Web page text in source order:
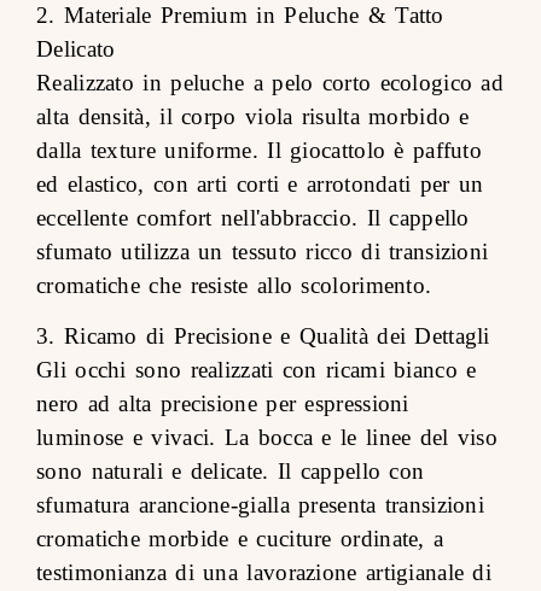
2. Materiale Premium in Peluche & Tatto
Delicato
Realizzato in peluche a pelo corto ecologico ad
alta densità, il corpo viola risulta morbido e
dalla texture uniforme. Il giocattolo è paffuto
ed elastico, con arti corti e arrotondati per un
eccellente comfort nell'abbraccio. Il cappello
sfumato utilizza un tessuto ricco di transizioni
cromatiche che resiste allo scolorimento.
3. Ricamo di Precisione e Qualità dei Dettagli
Gli occhi sono realizzati con ricami bianco e
nero ad alta precisione per espressioni
luminose e vivaci. La bocca e le linee del viso
sono naturali e delicate. Il cappello con
sfumatura arancione-gialla presenta transizioni
cromatiche morbide e cuciture ordinate, a
testimonianza di una lavorazione artigianale di